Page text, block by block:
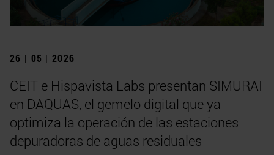
26 | 05 | 2026
CEIT e Hispavista Labs presentan SIMURAI
en DAQUAS, el gemelo digital que ya
optimiza la operación de las estaciones
depuradoras de aguas residuales